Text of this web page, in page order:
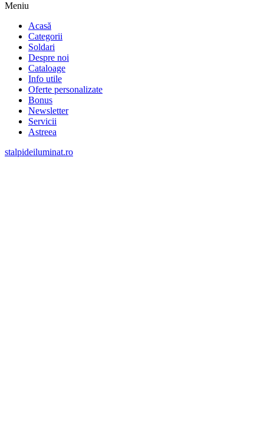
Meniu
Acasă
Categorii
Soldari
Despre noi
Cataloage
Info utile
Oferte personalizate
Bonus
Newsletter
Servicii
Astreea
stalpideiluminat.ro